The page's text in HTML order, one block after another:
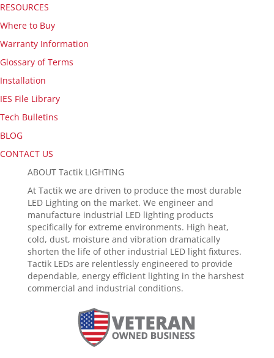
RESOURCES
Where to Buy
Warranty Information
Glossary of Terms
Installation
IES File Library
Tech Bulletins
BLOG
CONTACT US
ABOUT Tactik LIGHTING
At Tactik we are driven to produce the most durable
LED Lighting on the market. We engineer and
manufacture industrial LED lighting products
specifically for extreme environments. High heat,
cold, dust, moisture and vibration dramatically
shorten the life of other industrial LED light fixtures.
Tactik LEDs are relentlessly engineered to provide
dependable, energy efficient lighting in the harshest
commercial and industrial conditions.